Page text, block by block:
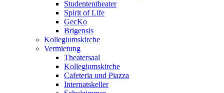
Studententheater
Spirit of Life
GecKo
Brigensis
Kollegiumskirche
Vermietung
Theatersaal
Kollegiumskirche
Cafeteria und Piazza
Internatskeller